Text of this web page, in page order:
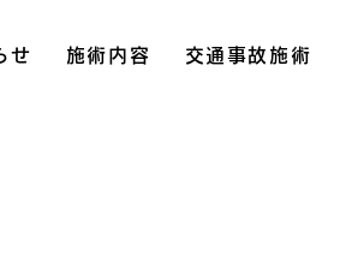
せ 施術内容 交通事故施術